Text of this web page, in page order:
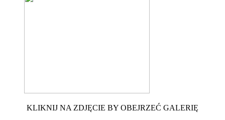
KLIKNIJ NA ZDJĘCIE BY OBEJRZEĆ GALERIĘ